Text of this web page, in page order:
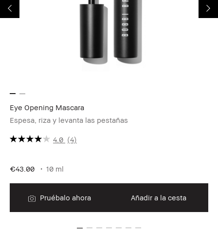
Eye Opening Mascara
Espesa, riza y levanta las pestañas
4.0 (4)
€43.00 10 ml
Pruébalo ahora Añadir a la cesta